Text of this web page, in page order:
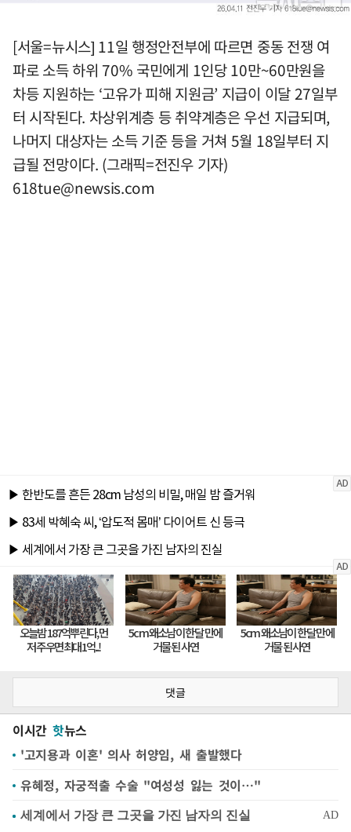
[서울=뉴시스] 11일 행정안전부에 따르면 중동 전쟁 여
파로 소득 하위 70% 국민에게 1인당 10만~60만원을
차등 지원하는 ‘고유가 피해 지원금’ 지급이 이달 27일부
터 시작된다. 차상위계층 등 취약계층은 우선 지급되며,
나머지 대상자는 소득 기준 등을 거쳐 5월 18일부터 지
급될 전망이다. (그래픽=전진우 기자)
618tue@newsis.com
댓글
이시간 핫뉴스
'고지용과 이혼' 의사 허양임, 새 출발했다
유혜정, 자궁적출 수술 "여성성 잃는 것이…"